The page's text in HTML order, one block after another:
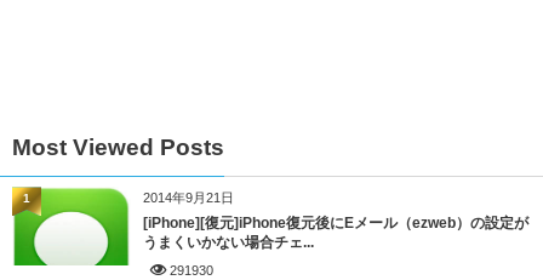
Most Viewed Posts
2014年9月21日
[iPhone][復元]iPhone復元後にEメール（ezweb）の設定が
うまくいかない場合チェ...
291930
1